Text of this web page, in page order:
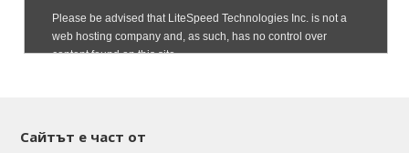
Сайтът е част от